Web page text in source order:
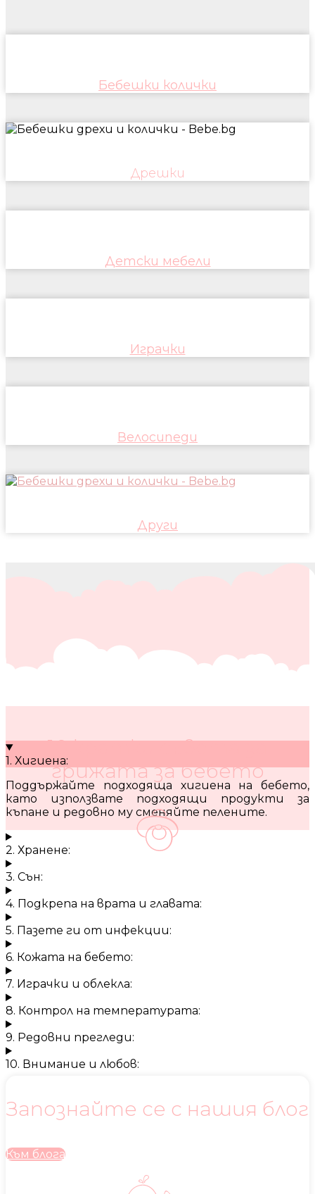
Бебешки колички
Дрешки
Детски мебели
Играчки
Велосипеди
Други
10 кратки съвета за
грижата за бебето
1. Хигиена:
Поддържайте подходяща хигиена на бебето,
като използвате подходящи продукти за
къпане и редовно му сменяйте пелените.
2. Хранене:
3. Сън:
4. Подкрепа на врата и главата:
5. Пазете ги от инфекции:
6. Кожата на бебето:
7. Играчки и облекла:
8. Контрол на температурата:
9. Редовни прегледи:
10. Внимание и любов:
Запознайте се с нашия блог
Към блога